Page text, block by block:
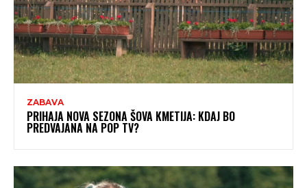
ZABAVA
PRIHAJA NOVA SEZONA ŠOVA KMETIJA: KDAJ BO
PREDVAJANA NA POP TV?